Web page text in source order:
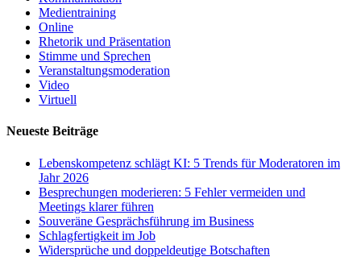
Medientraining
Online
Rhetorik und Präsentation
Stimme und Sprechen
Veranstaltungsmoderation
Video
Virtuell
Neueste Beiträge
Lebenskompetenz schlägt KI: 5 Trends für Moderatoren im
Jahr 2026
Besprechungen moderieren: 5 Fehler vermeiden und
Meetings klarer führen
Souveräne Gesprächsführung im Business
Schlagfertigkeit im Job
Widersprüche und doppeldeutige Botschaften